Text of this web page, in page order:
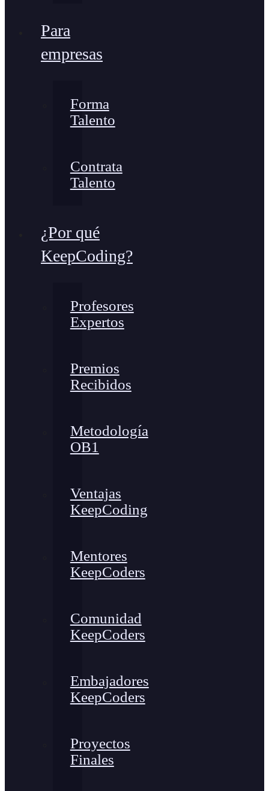
Para
empresas
Forma
Talento
Contrata
Talento
¿Por qué
KeepCoding?
Profesores
Expertos
Premios
Recibidos
Metodología
OB1
Ventajas
KeepCoding
Mentores
KeepCoders
Comunidad
KeepCoders
Embajadores
KeepCoders
Proyectos
Finales